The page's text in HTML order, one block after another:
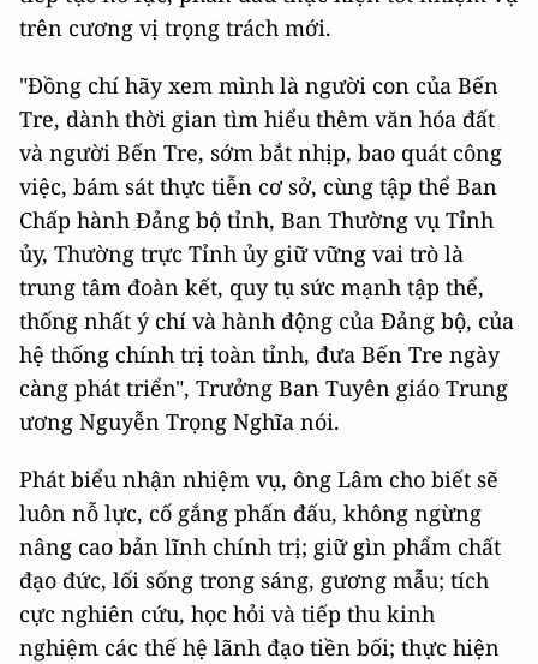
trên cương vị trọng trách mới.
"Đồng chí hãy xem mình là người con của Bến
Tre, dành thời gian tìm hiểu thêm văn hóa đất
và người Bến Tre, sớm bắt nhịp, bao quát công
việc, bám sát thực tiễn cơ sở, cùng tập thể Ban
Chấp hành Đảng bộ tỉnh, Ban Thường vụ Tỉnh
ủy, Thường trực Tỉnh ủy giữ vững vai trò là
trung tâm đoàn kết, quy tụ sức mạnh tập thể,
thống nhất ý chí và hành động của Đảng bộ, của
hệ thống chính trị toàn tỉnh, đưa Bến Tre ngày
càng phát triển", Trưởng Ban Tuyên giáo Trung
ương Nguyễn Trọng Nghĩa nói.
Phát biểu nhận nhiệm vụ, ông Lâm cho biết sẽ
luôn nỗ lực, cố gắng phấn đấu, không ngừng
nâng cao bản lĩnh chính trị; giữ gìn phẩm chất
đạo đức, lối sống trong sáng, gương mẫu; tích
cực nghiên cứu, học hỏi và tiếp thu kinh
nghiệm các thế hệ lãnh đạo tiền bối; thực hiện